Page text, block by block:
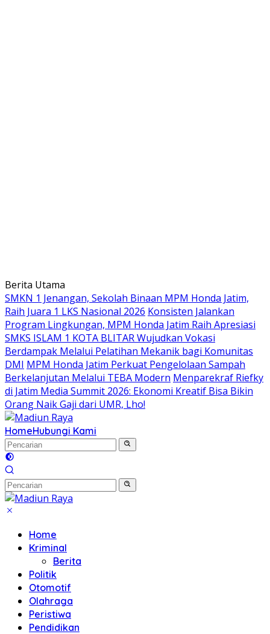
Langsung
ke
konten
Berita Utama
SMKN 1 Jenangan, Sekolah Binaan MPM Honda Jatim,
Raih Juara 1 LKS Nasional 2026 Konsisten Jalankan
Program Lingkungan, MPM Honda Jatim Raih Apresiasi
SMKS ISLAM 1 KOTA BLITAR Wujudkan Vokasi
Berdampak Melalui Pelatihan Mekanik bagi Komunitas
DMI MPM Honda Jatim Perkuat Pengelolaan Sampah
Berkelanjutan Melalui TEBA Modern Menparekraf Riefky
di Jatim Media Summit 2026: Ekonomi Kreatif Bisa Bikin
Orang Naik Gaji dari UMR, Lho!
HomeHubungi Kami
Home
Kriminal
Berita
Politik
Otomotif
Olahraga
Peristiwa
Pendidikan